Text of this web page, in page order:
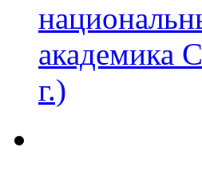
академика
г.)